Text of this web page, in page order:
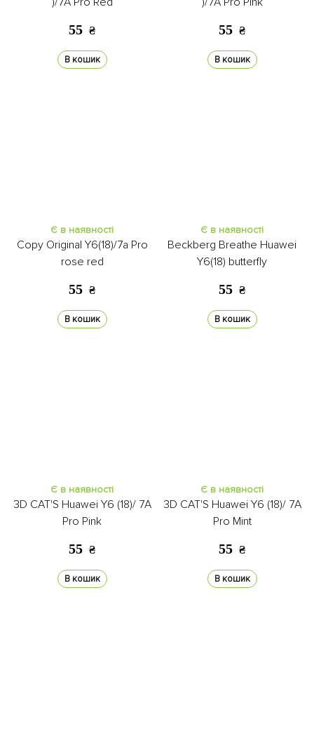
55 ₴
В кошик
55 ₴
В кошик
Є в наявності
Copy Original Y6(18)/7a Pro
rose red
55 ₴
В кошик
Є в наявності
Beckberg Breathe Huawei
Y6(18) butterfly
55 ₴
В кошик
Є в наявності
3D CAT'S Huawei Y6 (18)/ 7A
Pro Pink
55 ₴
В кошик
Є в наявності
3D CAT'S Huawei Y6 (18)/ 7A
Pro Mint
55 ₴
В кошик